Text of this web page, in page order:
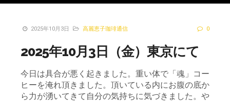
2025年10月3日 高麗恵子珈琲通信 0
2025年10月3日（金）東京にて
今日は具合が悪く起きました。重い体で「魂」コー
ヒーを淹れ頂きました。 頂いている内にお腹の底か
ら力が湧いてきて自分の気持ちに気づきました。や